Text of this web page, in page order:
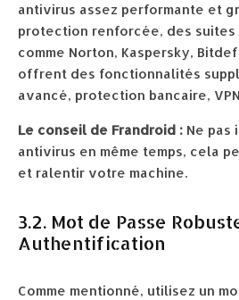
antivirus assez performante et
protection renforcée, des
comme Norton, Kaspersky,
offrent des fonctionnalités
avancé, protection bancaire,
Le conseil de Frandroid : Ne pas
antivirus en même temps, cela
et ralentir votre machine.
3.2. Mot de Passe
Authentification
Comme mentionné, utilisez un